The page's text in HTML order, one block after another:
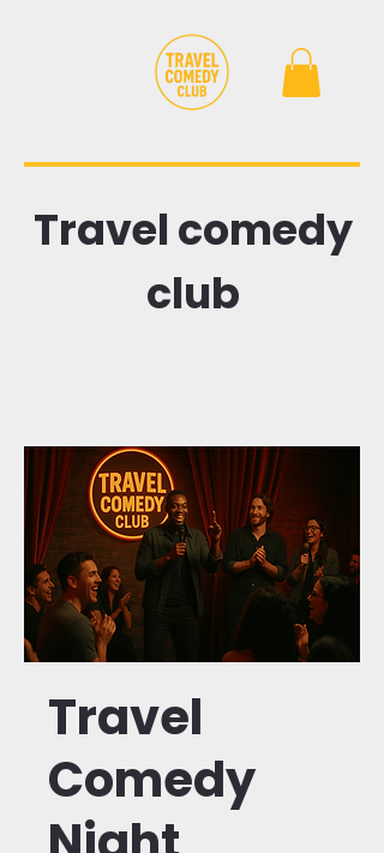
Travel
Comedy
Travel comedy
club